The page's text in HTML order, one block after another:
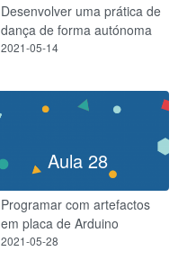
Desenvolver uma prática de
dança de forma autónoma
2021-05-14
Aula 28
Programar com artefactos
em placa de Arduino
2021-05-28